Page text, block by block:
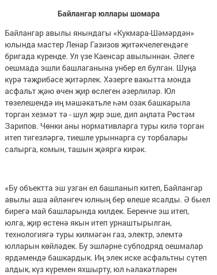
Байлангар юллары шомара
Байлангар авылы янындагы «Кукмара-Шәмәрдән»
юлында мастер Ленар Газизов җитәкчелегендәге
бригада күренде. Ул үзе Каенсар авылыннан. Әлеге
оешмада эшли башлаганына унбер ел булган. Шуңа
күрә тәҗрибәсе җитәрлек. Хәзерге вакытта монда
асфальт җәю өчен җир өслеген әзерлиләр. Юл
төзелешендә иң мәшәкатьле һәм озак башкарыла
торган хезмәт тә - шул җир эше, дип аңлата Рөстәм
Зарипов. Чөнки аны нормативларга туры килә торган
итеп тигезләргә, тиешле урыннарга су торбалары
салырга, комын, ташын җәяргә кирәк.
«Бу объектта эш узган ел башланып китеп, Байлангар
авылы аша әйләнгеч юлның бер өлеше ясалды. Ә быел
бирегә май башларында килдек. Беренче эш итеп,
юлга, җир өстенә якын итеп урнаштырылган,
технологиягә туры килмәгән газ, электр, элемтә
юлларын көйләдек. Бу эшләрне субподряд оешмалар
ярдәмендә башкардык. Иң элек иске асфальтны сүтеп
алдык, күз күремен яхшырту, юл һәлакәтләрен